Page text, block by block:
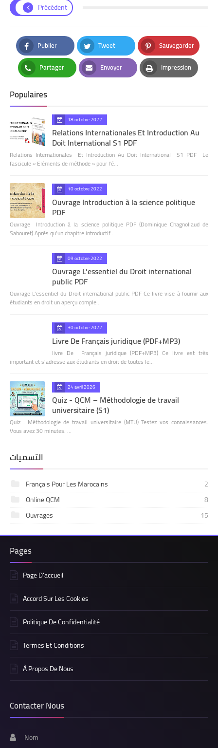
Précédent
Publier
Facebook
Tweet
Twitter
Sauvegarder
Pinterest
Partager
Whatsapp
Envoyer
Email
Impression
Print
Populaires
18 octobre 2022
Relations Internationales Et Introduction Au
Doit International S1 PDF
Relations Internationales Et Introduction Au Doit International S1 PDF Le
fascicule « Eléments de méthode » pour l’é…
10 octobre 2022
Ouvrage Introduction à la science politique
PDF
Ouvrage Introduction à la science politique PDF (Dominique Chagnollaud de
Sabouret) Après qu’un chapitre introductif…
09 octobre 2022
Ouvrage L’essentiel du Droit international
public PDF
Ouvrage L’essentiel du Droit international public PDF Ce livre vise à fournir aux
étudiants en droit un aperçu comple…
30 octobre 2022
Livre De Français juridique (PDF+MP3)
livre De Français juridique (PDF+MP3) Ce livre est très
important et s'adresse aux étudiants en droit de toutes le…
24 avril 2026
Quiz - QCM – Méthodologie de travail
universitaire (S1)
Quiz : Méthodologie de travail universitaire (MTU) Testez vos connaissances.
Vous avez 30 minutes. …
التسميات
Français Pour Les Marocains
2
Online QCM
8
Ouvrages
15
Pages
Page D'accueil
Accord Sur Les Cookies
Politique De Confidentialité
Termes Et Conditions
À Propos De Nous
Contacter Nous
Nom